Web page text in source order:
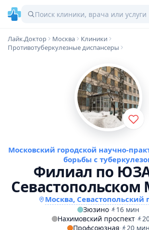
Лайк.Доктор Москва
Клиники
Противотуберкулезные диспансеры
Московский городской научно-
борьбы с
Филиал по
Москва, Севастопольский
Зюзино·
16 мин
Нахимовский проспект·
Профсоюзная· 20 мин